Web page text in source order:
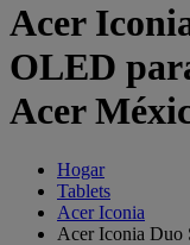
Acer
OLED
Acer
Hogar
Tablets
Acer Iconia
Acer Iconia Duo